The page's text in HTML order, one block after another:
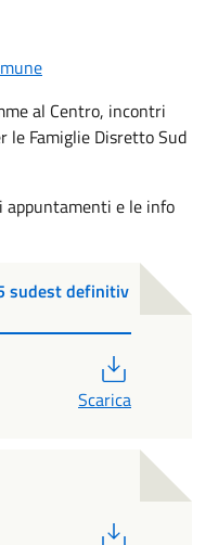
al Centro, incontri
le Famiglie Disretto Sud
e le info
sudest definitiv
Scarica